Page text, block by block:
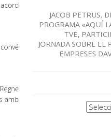
amb
JACOB PETRUS,
PROGRAMA «AQUÍ
TVE,
JORNADA SOBRE EL
EMPRESES
Arxius